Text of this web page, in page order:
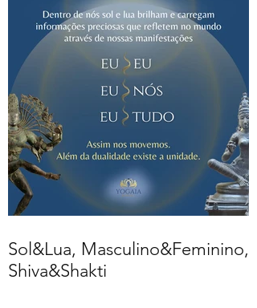
Sol&Lua, Masculino&Feminino,
Shiva&Shakti